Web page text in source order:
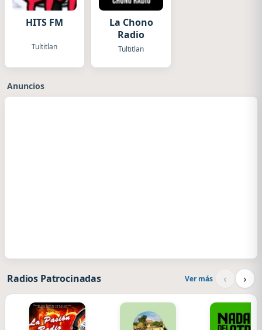
HITS FM
Tultitlan
La Chono
Radio
Tultitlan
Anuncios
Radios Patrocinadas Ver más ‹ ›